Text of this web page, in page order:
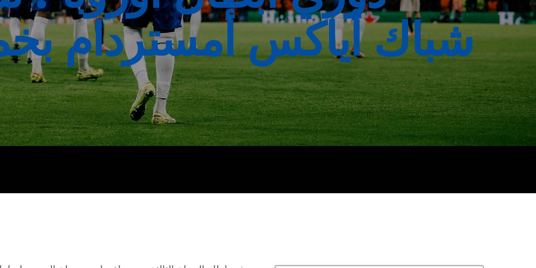
شباك أياكس أمستردام